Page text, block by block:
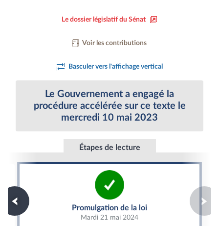
Le dossier législatif du Sénat
Voir les contributions
Basculer vers l'affichage vertical
Le Gouvernement a engagé la
procédure accélérée sur ce texte le
mercredi 10 mai 2023
Étapes de lecture
Promulgation de la loi
Mardi 21 mai 2024
Promulgation de la loi